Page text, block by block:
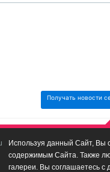
Получать новости
Используя данный Сайт, Вы
содержимым Сайта. Также
галереи. Вы соглашаетесь